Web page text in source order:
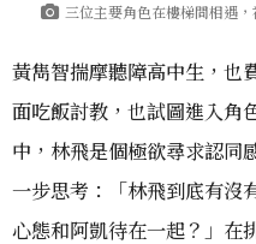
三位主要角色在樓梯間相遇，
黃雋智揣摩聽障高中生，也
面吃飯討教，也試圖進入角
中，林飛是個極欲尋求認同
一步思考：「林飛到底有沒
心態和阿凱待在一起？」在